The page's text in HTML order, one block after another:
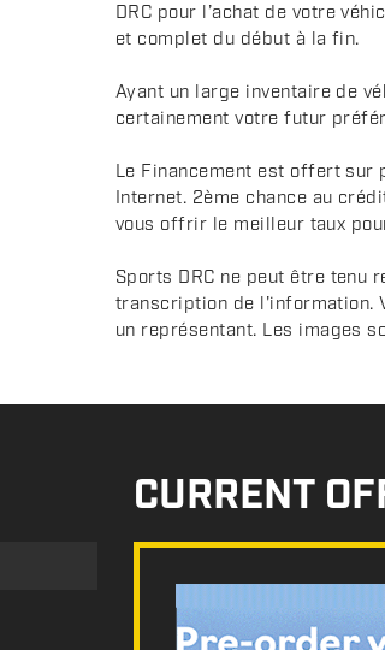
DRC pour l’achat de votre
et complet du début à la fin.
Ayant un large inventaire de
certainement votre futur
Le Financement est offert sur
Internet. 2ème chance au
vous offrir le meilleur taux
Sports DRC ne peut être tenu
transcription de l'information.
un représentant. Les images
CURRENT